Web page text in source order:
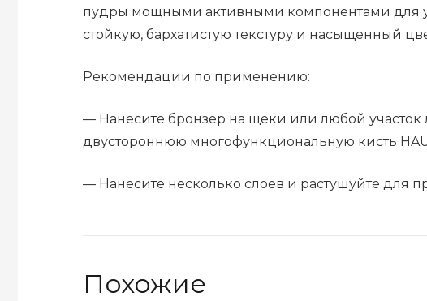
пудры мощными активными компонентами для
стойкую, бархатистую текстуру и насыщенный
Рекомендации по применению:
— Нанесите бронзер на щеки или любой участок
двустороннюю многофункциональную кисть
— Нанесите несколько слоев и растушуйте для
Похожие